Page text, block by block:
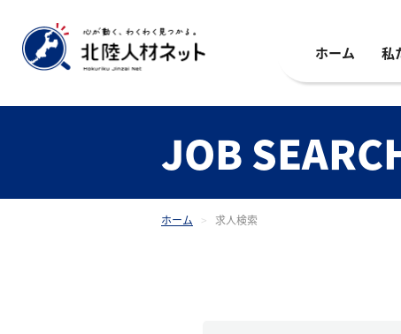
ホーム 私
JOB
ホーム > 求人検索